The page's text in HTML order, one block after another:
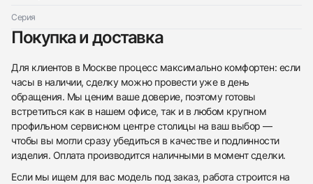
Серия
Покупка и доставка
Для клиентов в Москве процесс максимально комфортен: если
часы в наличии, сделку можно провести уже в день
обращения. Мы ценим ваше доверие, поэтому готовы
встретиться как в нашем офисе, так и в любом крупном
профильном сервисном центре столицы на ваш выбор —
чтобы вы могли сразу убедиться в качестве и подлинности
изделия. Оплата производится наличными в момент сделки.
Если мы ищем для вас модель под заказ, работа строится на